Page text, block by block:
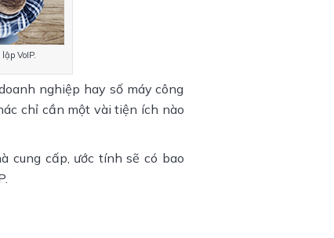
VoIP.
nghiệp hay số máy công
chỉ cần một vài tiện ích nào
cung cấp, ước tính sẽ có bao